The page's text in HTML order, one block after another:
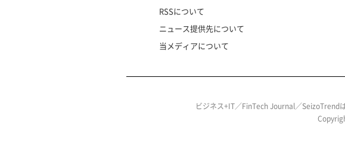
RSSについて
ニュース提供先について
当メディアについて
ビジネス+IT／FinTech Journal／SeizoTrend